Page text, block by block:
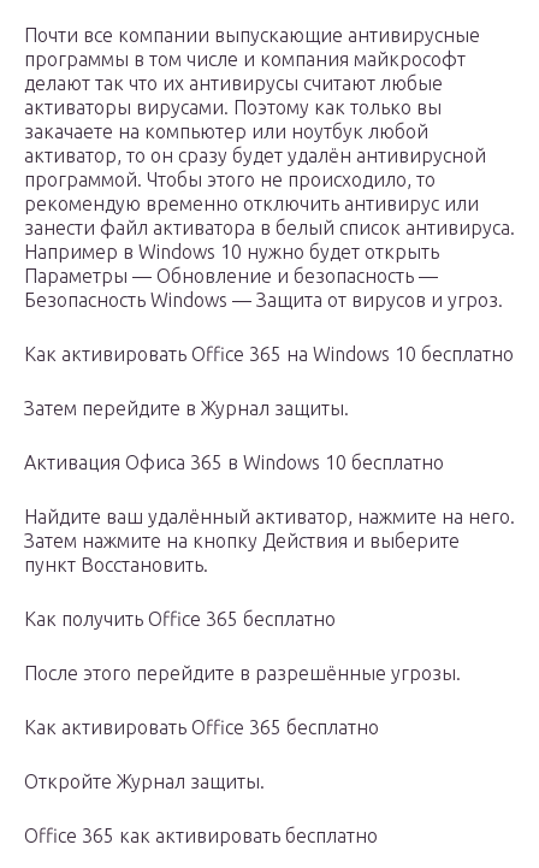
Почти все компании выпускающие антивирусные
программы в том числе и компания майкрософт
делают так что их антивирусы считают любые
активаторы вирусами. Поэтому как только вы
закачаете на компьютер или ноутбук любой
активатор, то он сразу будет удалён антивирусной
программой. Чтобы этого не происходило, то
рекомендую временно отключить антивирус или
занести файл активатора в белый список антивируса.
Например в Windows 10 нужно будет открыть
Параметры — Обновление и безопасность —
Безопасность Windows — Защита от вирусов и угроз.
Как активировать Office 365 на Windows 10 бесплатно
Затем перейдите в Журнал защиты.
Активация Офиса 365 в Windows 10 бесплатно
Найдите ваш удалённый активатор, нажмите на него.
Затем нажмите на кнопку Действия и выберите
пункт Восстановить.
Как получить Office 365 бесплатно
После этого перейдите в разрешённые угрозы.
Как активировать Office 365 бесплатно
Откройте Журнал защиты.
Office 365 как активировать бесплатно